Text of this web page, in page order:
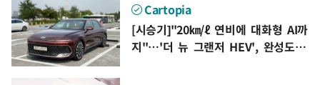
Cartopia
[시승기]"20㎞/ℓ 연비에 대화형 AI까
지"…'더 뉴 그랜저 HEV', 완성도